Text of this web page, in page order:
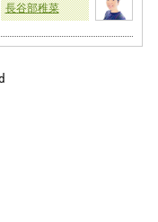
長谷部稚菜